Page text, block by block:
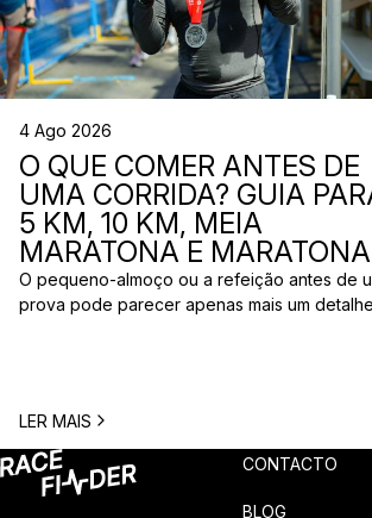
4 Ago 2026
O QUE COMER ANTES DE
UMA CORRIDA? GUIA
5 KM, 10 KM, MEIA
MARATONA E MARATONA
O pequeno-almoço ou a refeição antes de
prova pode parecer apenas mais um detalhe,
corredores: o que comer antes de uma
A […]
LER MAIS
CONTACTO
BLOG